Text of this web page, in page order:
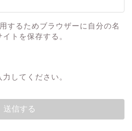
するためブラウザーに自分の名
トを保存する。
してください。